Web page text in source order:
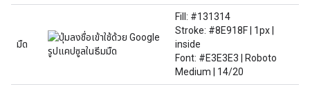
มืด
Fill: #131314
Stroke: #8E918F | 1px |
inside
Font: #E3E3E3 | Roboto
Medium | 14/20